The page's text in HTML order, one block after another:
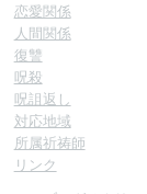
恋愛関係
人間関係
復讐
呪殺
呪詛返し
対応地域
所属祈祷師
リンク